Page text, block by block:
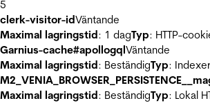
5
clerk-visitor-idVäntande
Maximal lagringstid: 1 dagTyp: HTTP-
Garnius-cache#apollogqlVäntande
Maximal lagringstid: BeständigTyp:
Maximal lagringstid: BeständigTyp: Lokal